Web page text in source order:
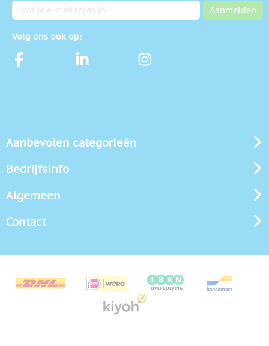
E-mailadres Aanmelden
Volg ons ook op:
Aanbevolen categorieën
Bedrijfsinfo
Algemeen
Contact